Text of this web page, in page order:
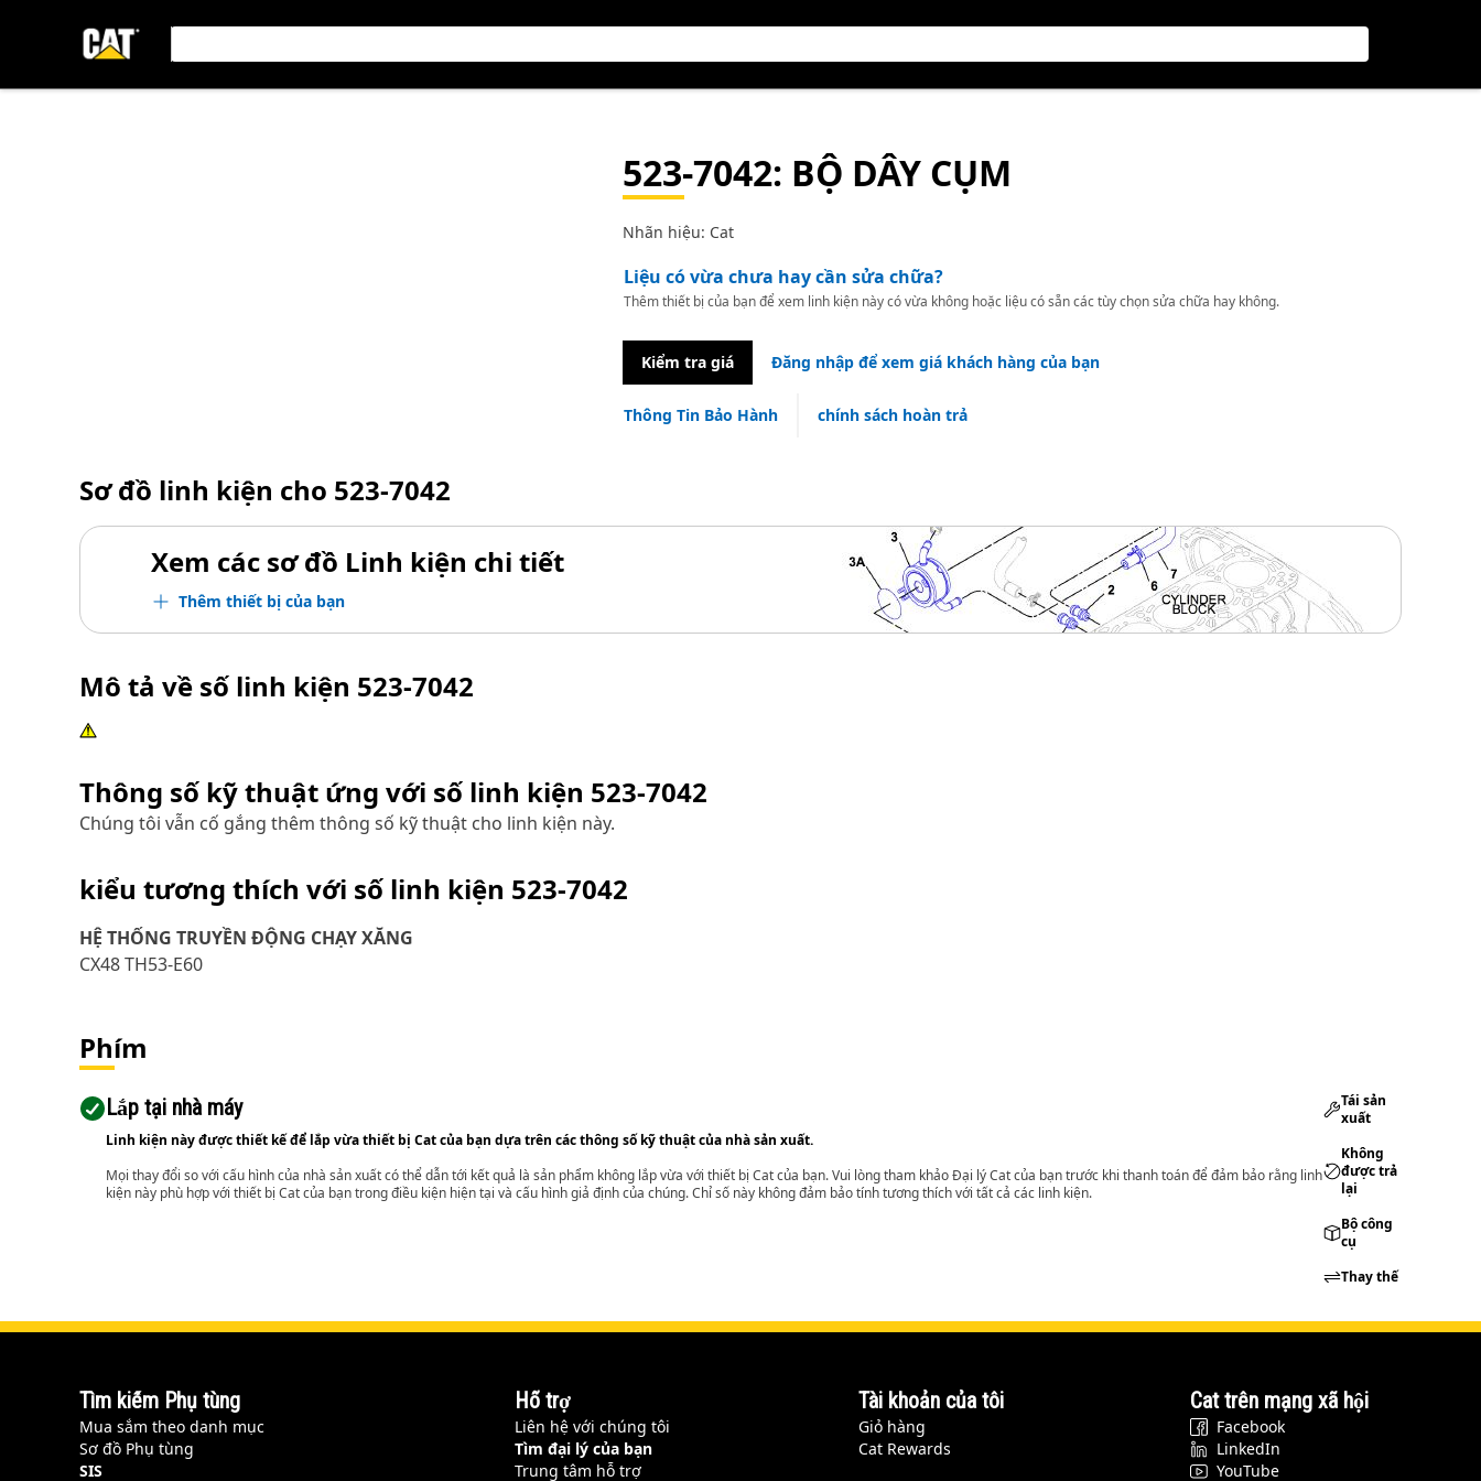
523-7042: BỘ DÂY CỤM
Nhãn hiệu: Cat
Liệu có vừa chưa hay cần sửa chữa?
Thêm thiết bị của bạn để xem linh kiện này có vừa không hoặc liệu có sẵn các tùy chọn sửa chữa hay không.
Kiểm tra giá Đăng nhập để xem giá khách hàng của bạn
Thông Tin Bảo Hành chính sách hoàn trả
Sơ đồ linh kiện cho 523-7042
Xem các sơ đồ Linh kiện chi tiết
Thêm thiết bị của bạn
Mô tả về số linh kiện 523-7042
Thông số kỹ thuật ứng với số linh kiện 523-7042
Chúng tôi vẫn cố gắng thêm thông số kỹ thuật cho linh kiện này.
kiểu tương thích với số linh kiện 523-7042
HỆ THỐNG TRUYỀN ĐỘNG CHẠY XĂNG
CX48 TH53-E60
Phím
Lắp tại nhà máy
Linh kiện này được thiết kế để lắp vừa thiết bị Cat của bạn dựa trên các thông số kỹ thuật của nhà sản xuất.
Mọi thay đổi so với cấu hình của nhà sản xuất có thể dẫn tới kết quả là sản phẩm không lắp vừa với thiết bị Cat của bạn. Vui lòng tham khảo Đại lý Cat của bạn trước khi thanh toán để đảm bảo rằng linh
kiện này phù hợp với thiết bị Cat của bạn trong điều kiện hiện tại và cấu hình giả định của chúng. Chỉ số này không đảm bảo tính tương thích với tất cả các linh kiện.
Tái sản
xuất
Không
được trả
lại
Bộ công
cụ
Thay thế
Tìm kiếm Phụ tùng
Mua sắm theo danh mục
Sơ đồ Phụ tùng
SIS
Hỗ trợ
Liên hệ với chúng tôi
Tìm đại lý của bạn
Trung tâm hỗ trợ
Tài khoản của tôi
Giỏ hàng
Cat Rewards
Cat trên mạng xã hội
Facebook
LinkedIn
YouTube